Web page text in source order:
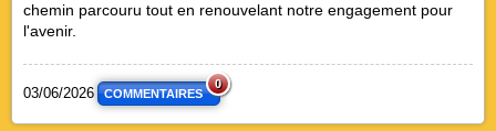
chemin parcouru tout en renouvelant notre engagement pour
l'avenir.
03/06/2026 COMMENTAIRES
0